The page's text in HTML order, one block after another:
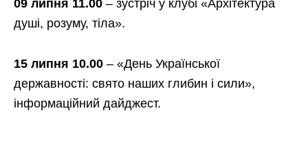
09 липня 11.00 – зустріч у клубі «Архітектура
душі, розуму, тіла».
15 липня 10.00 – «День Української
державності: свято наших глибин і сили»,
інформаційний дайджест.